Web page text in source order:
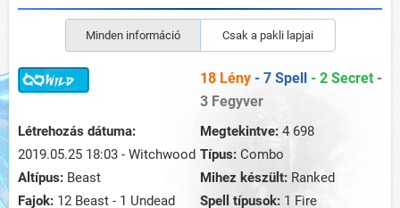
Minden információ Csak a pakli lapjai
18 Lény - 7 Spell - 2 Secret -
3 Fegyver
Létrehozás dátuma:
2019.05.25 18:03 - Witchwood
Megtekintve: 4 698
Típus: Combo
Altípus: Beast Mihez készült: Ranked
Fajok: 12 Beast - 1 Undead Spell típusok: 1 Fire